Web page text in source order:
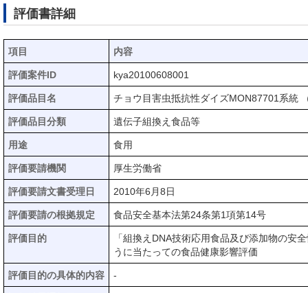
評価書詳細
項目 内容
評価案件ID kya20100608001
評価品目名 チョウ目害虫抵抗性ダイズMON87701系統
評価品目分類 遺伝子組換え食品等
用途 食用
評価要請機関 厚生労働省
評価要請文書受理日 2010年6月8日
評価要請の根拠規定 食品安全基本法第24条第1項第14号
評価目的
「組換えDNA技術応用食品及び添加物の安
うに当たっての食品健康影響評価
評価目的の具体的内容 -